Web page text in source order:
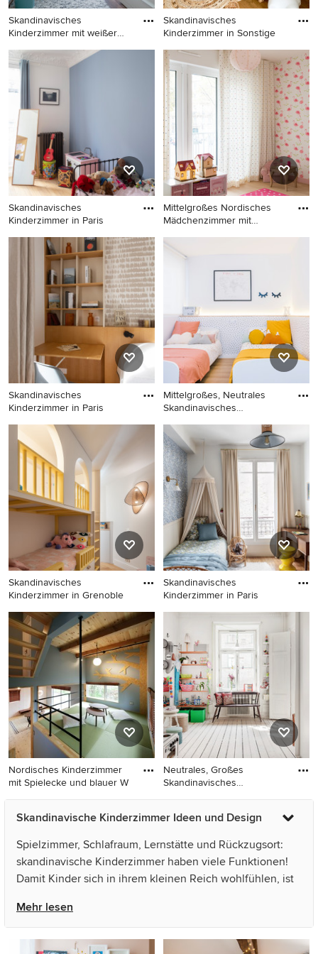
Skandinavisches
Kinderzimmer mit weißer
Skandinavisches
Kinderzimmer mit weißer
Wandfarbe, Schlafplatz und
dunklem Holzboden in
Bordeaux
Skandinavisches
Kinderzimmer in Sonstige
Skandinavisches
Kinderzimmer in Sonstige
Skandinavisches
Kinderzimmer in Paris
Skandinavisches
Kinderzimmer in Paris
Mittelgroßes Nordisches
Mädchenzimmer mit
Mittelgroßes Nordisches
Mädchenzimmer mit
Schlafplatz, rosa Wandfarbe,
Holzboden in Paris
Skandinavisches
Kinderzimmer in Paris
Skandinavisches
Kinderzimmer in Paris
Mittelgroßes, Neutrales
Skandinavisches
Mittelgroßes, Neutrales
Skandinavisches
Kinderzimmer mit
Schlafplatz, weißer
Wandfarbe, braunem
Holzboden und braunem
Boden in Sonstige
Skandinavisches
Kinderzimmer in Grenoble
Skandinavisches
Kinderzimmer in Grenoble
Skandinavisches
Kinderzimmer in Paris
Skandinavisches
Kinderzimmer in Paris
Nordisches Kinderzimmer
mit Spielecke und blauer W
Nordisches Kinderzimmer mit
Spielecke und blauer
Neutrales, Großes
Skandinavisches
Neutrales, Großes
Skandinavisches
Schlafplatz, weißer
Wandfarbe und weißem
Boden in Stockholm
Skandinavische Kinderzimmer Ideen und Design
Spielzimmer, Schlafraum, Lernstätte und Rückzugsort:
skandinavische Kinderzimmer haben viele Funktionen!
Damit Kinder sich in ihrem kleinen Reich wohlfühlen, ist
Wünsche einzugehen. Wenn Sie für Ihr Kinderzimmer
Ideen suchen, finden Sie auf Houzz inspirierende Deko-
und Einrichtungsideen. Durchstöbern Sie die Bilder und
Mehr lesen